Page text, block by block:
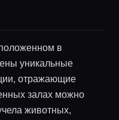
в
уникальные
отражающие
залах можно
животных,